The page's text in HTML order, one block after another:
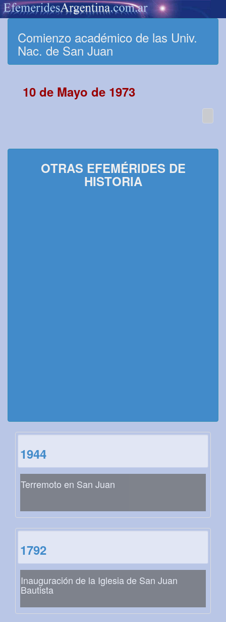
Comienzo académico de las Univ.
Nac. de San Juan
10 de Mayo de 1973
OTRAS EFEMÉRIDES DE
HISTORIA
1944
Terremoto en San Juan
1792
Inauguración de la Iglesia de San Juan
Bautista